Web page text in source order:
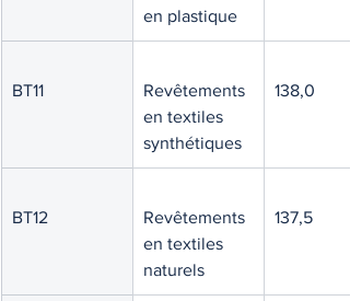
en plastique
BT11
Revêtements
en textiles
synthétiques
138,0
BT12
Revêtements
en textiles
naturels
137,5